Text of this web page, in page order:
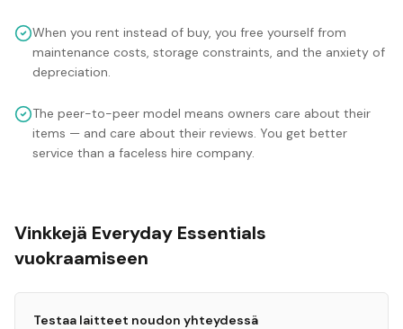
When you rent instead of buy, you free yourself from
maintenance costs, storage constraints, and the anxiety of
depreciation.
The peer-to-peer model means owners care about their
items — and care about their reviews. You get better
service than a faceless hire company.
Vinkkejä Everyday Essentials
vuokraamiseen
Testaa laitteet noudon yhteydessä